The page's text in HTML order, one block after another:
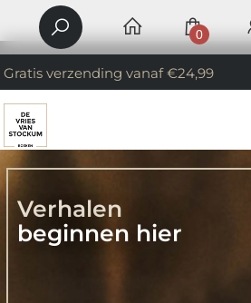
Gratis verzending vanaf €24,99
0
Verhalen
beginnen hier